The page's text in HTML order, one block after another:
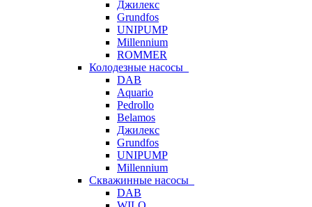
Джилекс
Grundfos
UNIPUMP
Millennium
ROMMER
Колодезные насосы
DAB
Aquario
Pedrollo
Belamos
Джилекс
Grundfos
UNIPUMP
Millennium
Скважинные насосы
DAB